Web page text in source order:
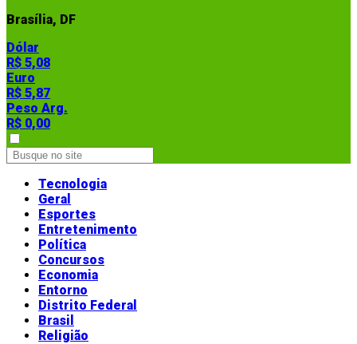
Brasília, DF
Dólar
R$ 5,08
Euro
R$ 5,87
Peso Arg.
R$ 0,00
Tecnologia
Geral
Esportes
Entretenimento
Política
Concursos
Economia
Entorno
Distrito Federal
Brasil
Religião